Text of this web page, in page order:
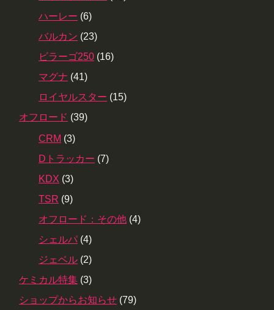
ハーレー (6)
バルカン (23)
ビラーゴ250 (16)
マグナ (41)
ロイヤルスター (15)
オフロード (39)
CRM (3)
Dトラッカー (7)
KDX (3)
TSR (9)
オフロード：その他 (4)
シェルパ (4)
ジェベル (2)
ケミカル特集 (3)
ショップからお知らせ (79)